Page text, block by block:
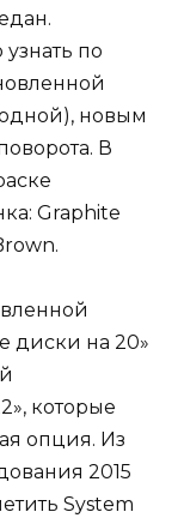
по
новым
В
Graphite
диски на 20»
которые
опция. Из
2015
System